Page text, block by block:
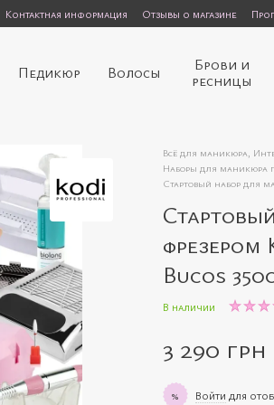
Контактная информация Отзывы о магазине
Педикюр Волосы
Брови и
ресницы
Всё для маникюра,
Наборы для маникюра
Стартовый набор для
фрезером
Bucos
В наличии
3 290 грн
% Войти для